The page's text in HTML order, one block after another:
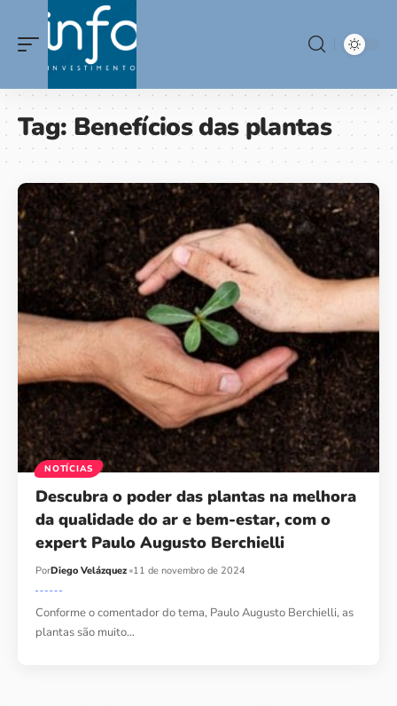
Tag:Benefícios das plantas
NOTÍCIAS
Descubra o poder das plantas na melhora
da qualidade do ar e bem-estar, com o
expert Paulo Augusto Berchielli
PorDiego Velázquez 11 de novembro de 2024
Conforme o comentador do tema, Paulo Augusto Berchielli, as
plantas são muito…